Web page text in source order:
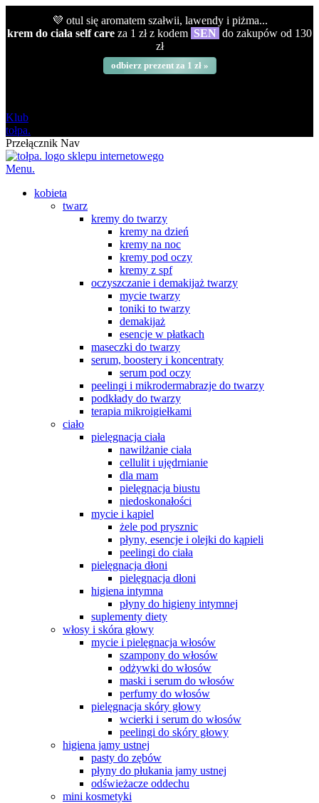
💜 otul się aromatem szałwii, lawendy i piżma...
krem do ciała self care za 1 zł z kodem SEN do zakupów od 130
zł
odbierz prezent za 1 zł »
Klub
tołpa.
Przełącznik Nav
Menu.
kobieta
twarz
kremy do twarzy
kremy na dzień
kremy na noc
kremy pod oczy
kremy z spf
oczyszczanie i demakijaż twarzy
mycie twarzy
toniki to twarzy
demakijaż
esencje w płatkach
maseczki do twarzy
serum, boostery i koncentraty
serum pod oczy
peelingi i mikrodermabrazje do twarzy
podkłady do twarzy
terapia mikroigiełkami
ciało
pielęgnacja ciała
nawilżanie ciała
cellulit i ujędrnianie
dla mam
pielęgnacja biustu
niedoskonałości
mycie i kąpiel
żele pod prysznic
płyny, esencje i olejki do kąpieli
peelingi do ciała
pielęgnacja dłoni
pielęgnacja dłoni
higiena intymna
płyny do higieny intymnej
suplementy diety
włosy i skóra głowy
mycie i pielęgnacja włosów
szampony do włosów
odżywki do włosów
maski i serum do włosów
perfumy do włosów
pielęgnacja skóry głowy
wcierki i serum do włosów
peelingi do skóry głowy
higiena jamy ustnej
pasty do zębów
płyny do płukania jamy ustnej
odświeżacze oddechu
mini kosmetyki